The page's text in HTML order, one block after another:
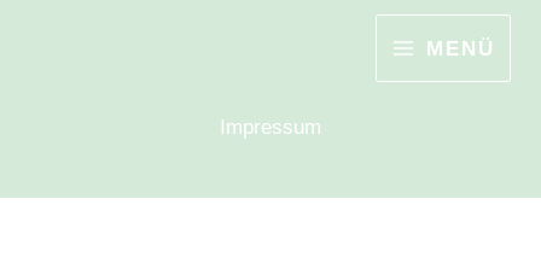
MENÜ
Impressum